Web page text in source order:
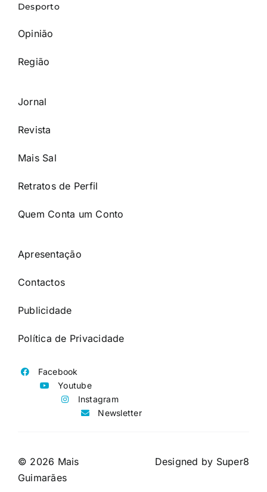
Desporto
Opinião
Região
Jornal
Revista
Mais Sal
Retratos de Perfil
Quem Conta um Conto
Apresentação
Contactos
Publicidade
Política de Privacidade
Facebook
Youtube
Instagram
Newsletter
© 2026 Mais
Guimarães
Designed by Super8